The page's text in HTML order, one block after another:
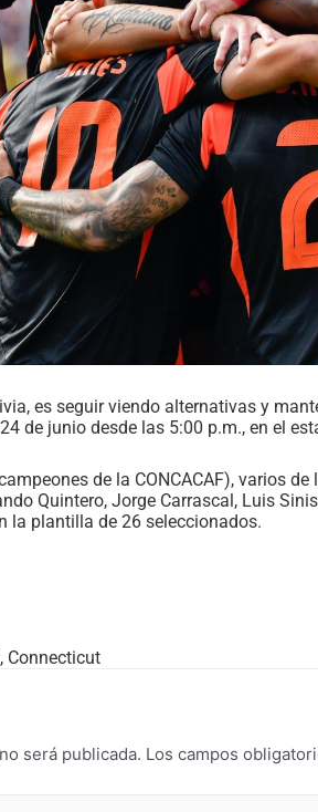
es seguir viendo alternativas y
de junio desde las 5:00 p.m., en el
de la CONCACAF), varios
Quintero, Jorge Carrascal, Luis
la plantilla de 26 seleccionados.
Connecticut
será publicada. Los campos